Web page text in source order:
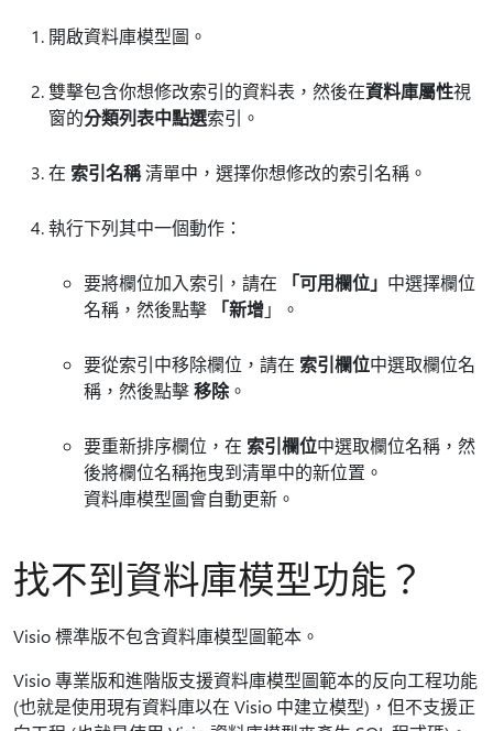
開啟資料庫模型圖。
雙擊包含你想修改索引的資料表，然後在資料庫屬性視
窗的分類列表中點選索引。
在 索引名稱清單中，選擇你想修改的索引名稱。
執行下列其中一個動作：
要將欄位加入索引，請在 「可用欄位」 中選擇欄位
名稱，然後點擊
「新增」。
要從索引中移除欄位，請在 索引欄位中選取欄位名
稱，然後點擊移除。
要重新排序欄位，在 索引欄位中選取欄位名稱，然
後將欄位名稱拖曳到清單中的新位置。
資料庫模型圖會自動更新。
找不到資料庫模型功能？
Visio 標準版不包含資料庫模型圖範本。
Visio 專業版和進階版支援資料庫模型圖範本的反向工程功能
(也就是使用現有資料庫以在 Visio 中建立模型)，但不支援正